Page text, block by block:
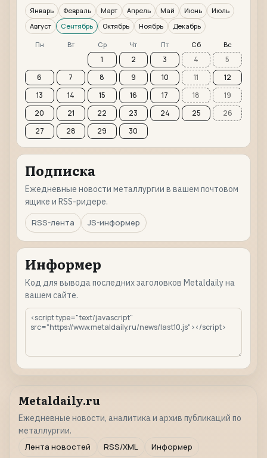
Январь Февраль Март Апрель Май Июнь
Июль
Август
Сентябрь Октябрь Ноябрь Декабрь
Пн Вт Ср Чт Пт Сб Вс
1 2 3 4
5
6
7 8 9 10 11
12
13
14 15 16 17 18
19
20
21 22 23 24 25
26
27
28 29 30
Подписка
Ежедневные новости металлургии в вашем почтовом
ящике и RSS-ридере.
RSS-лента
JS-информер
Информер
Код для вывода последних заголовков Metaldaily на
вашем сайте.
Metaldaily.ru
Ежедневные новости, аналитика и архив публикаций по
металлургии.
Лента новостей
RSS/XML Информер